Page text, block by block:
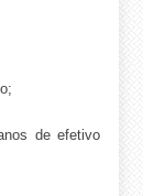
de efetivo